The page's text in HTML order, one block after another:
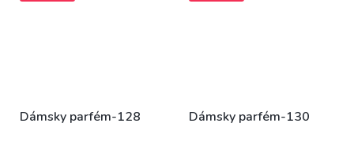
Dámsky parfém-128 Dámsky parfém-130